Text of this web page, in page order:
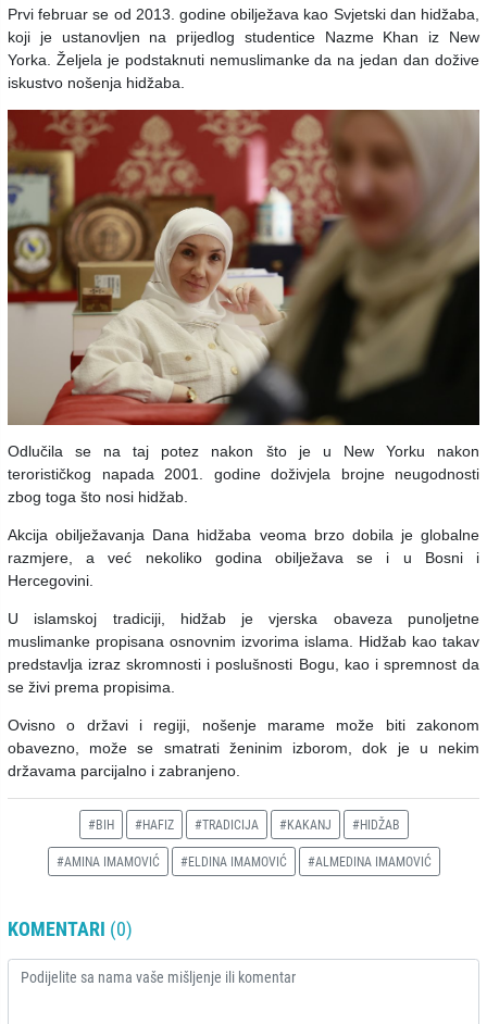
Prvi februar se od 2013. godine obilježava kao Svjetski dan hidžaba,
koji je ustanovljen na prijedlog studentice Nazme Khan iz New
Yorka. Željela je podstaknuti nemuslimanke da na jedan dan dožive
iskustvo nošenja hidžaba.
Odlučila se na taj potez nakon što je u New Yorku nakon
terorističkog napada 2001. godine doživjela brojne neugodnosti
zbog toga što nosi hidžab.
Akcija obilježavanja Dana hidžaba veoma brzo dobila je globalne
razmjere, a već nekoliko godina obilježava se i u Bosni i
Hercegovini.
U islamskoj tradiciji, hidžab je vjerska obaveza punoljetne
muslimanke propisana osnovnim izvorima islama. Hidžab kao takav
predstavlja izraz skromnosti i poslušnosti Bogu, kao i spremnost da
se živi prema propisima.
Ovisno o državi i regiji, nošenje marame može biti zakonom
obavezno, može se smatrati ženinim izborom, dok je u nekim
državama parcijalno i zabranjeno.
#BIH #HAFIZ #TRADICIJA #KAKANJ #HIDŽAB
#AMINA IMAMOVIĆ #ELDINA IMAMOVIĆ #ALMEDINA IMAMOVIĆ
KOMENTARI (0)